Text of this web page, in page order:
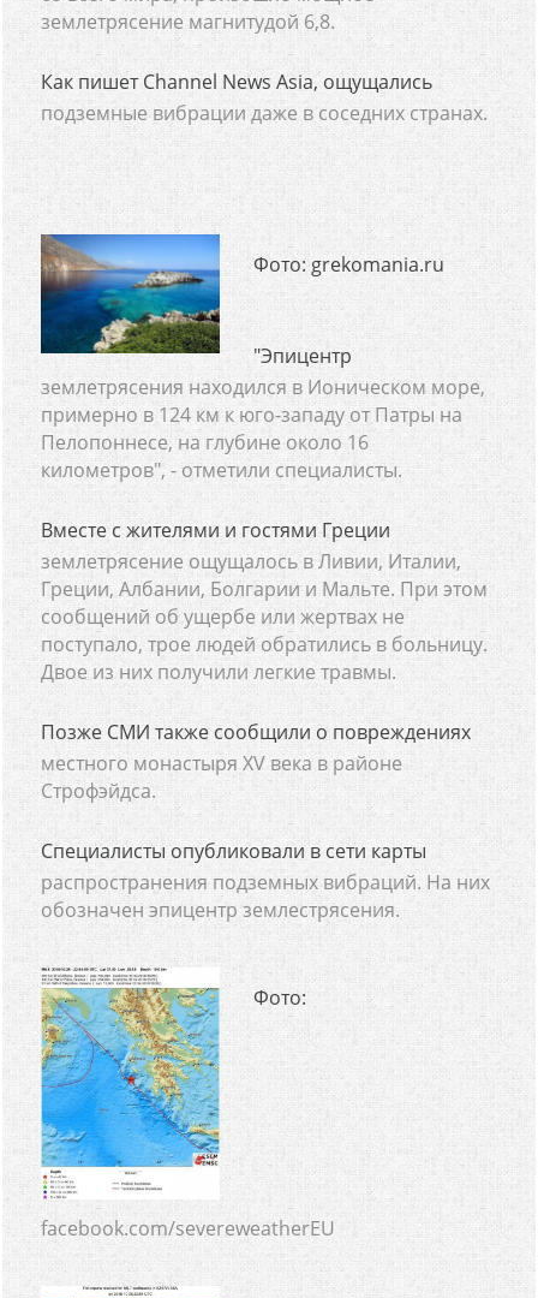
землетрясение магнитудой 6,8.
Как пишет Channel News Asia, ощущались
подземные вибрации даже в соседних странах.
Фото: grekomania.ru
"Эпицентр
землетрясения находился в Ионическом море,
примерно в 124 км к юго-западу от Патры на
Пелопоннесе, на глубине около 16
километров", - отметили специалисты.
Вместе с жителями и гостями Греции
землетрясение ощущалось в Ливии, Италии,
Греции, Албании, Болгарии и Мальте. При этом
сообщений об ущербе или жертвах не
поступало, трое людей обратились в больницу.
Двое из них получили легкие травмы.
Позже СМИ также сообщили о повреждениях
местного монастыря ХV века в районе
Строфэйдса.
Специалисты опубликовали в сети карты
распространения подземных вибраций. На них
обозначен эпицентр землестрясения.
Фото:
facebook.com/severeweatherEU